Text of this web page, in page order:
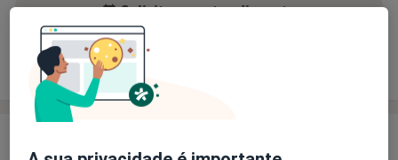
Solicite um atendimento
Experiência